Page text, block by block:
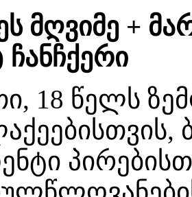
მღვიმე +
ჩანჩქერი
18 წელს